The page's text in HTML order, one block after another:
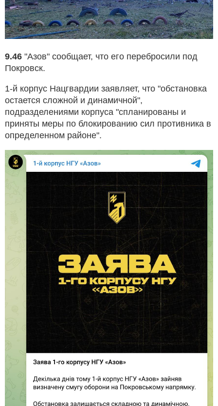
9.46 "Азов" сообщает, что его перебросили под
Покровск.
1-й корпус Нацгвардии заявляет, что "обстановка
остается сложной и динамичной",
подразделениями корпуса "спланированы и
приняты меры по блокированию сил противника в
определенном районе".